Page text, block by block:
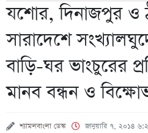
যশোর, দিনাজপুর ও
সারাদেশে
বাড়ি-ঘর ভাংচুরের
মানব বন্ধন ও
শ্যামলবাংলা ডেস্ক জানুয়ারি ৭, ২০১৪